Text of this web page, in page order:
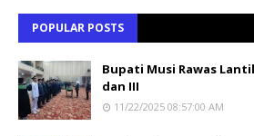
POPULAR POSTS
Bupati Musi Rawas
dan III
11/22/2025 08:57:00 AM